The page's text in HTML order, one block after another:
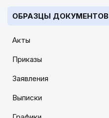
ОБРАЗЦЫ ДОКУМЕНТОВ
Акты
Приказы
Заявления
Выписки